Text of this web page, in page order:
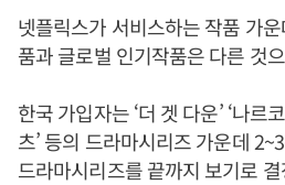
넷플릭스가 서비스하는 작품 가
품과 글로벌 인기작품은 다른 것
한국 가입자는 ‘더 겟 다운’ ‘나르
츠’ 등의 드라마시리즈 가운데
드라마시리즈를 끝까지 보기로